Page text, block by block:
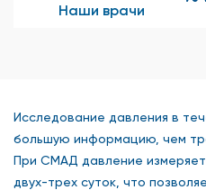
Наши врачи
Исследование давления в
большую информацию, чем
При СМАД давление
двух-трех суток, что